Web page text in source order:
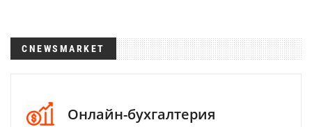
CNEWSMARKET
Онлайн-бухгалтерия